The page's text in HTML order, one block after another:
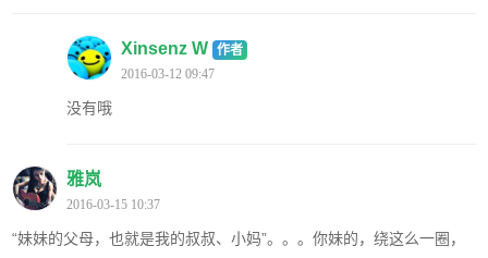
Xinsenz W 作者
2016-03-12 09:47
没有哦
雅岚
2016-03-15 10:37
“妹妹的父母，也就是我的叔叔、小妈”。。。你妹的，绕这么一圈，